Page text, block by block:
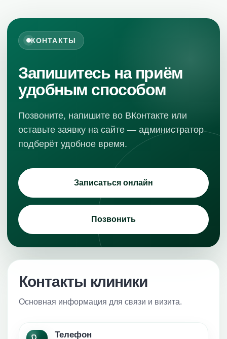
КОНТАКТЫ
Запишитесь на приём
удобным способом
Позвоните, напишите во ВКонтакте или
оставьте заявку на сайте — администратор
подберёт удобное время.
Записаться онлайн
Позвонить
Контакты клиники
Основная информация для связи и визита.
Телефон